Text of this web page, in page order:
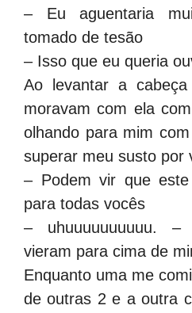
– Eu aguentaria
tomado de tesão
– Isso que eu queria
Ao levantar a
moravam com ela
olhando para mim
superar meu susto por
– Podem vir que
para todas vocês
– uhuuuuuuuuuu.
vieram para cima de
Enquanto uma me
de outras 2 e a outra